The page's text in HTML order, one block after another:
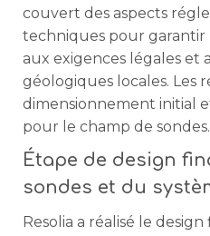
couvert des aspects
techniques pour
aux exigences légales et
géologiques locales. Les
dimensionnement initial
pour le champ de sondes.
Étape de design
sondes et du
Resolia a réalisé le